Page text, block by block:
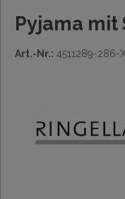
Pyjama
Art.-Nr.: 4511289-286-